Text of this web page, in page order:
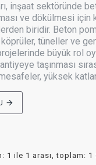
inşaat sektöründe
ve dökülmesi için
biridir. Beton
tüneller ve
büyük rol
taşınması
yüksek
1 ile 1 arası, toplam: 1